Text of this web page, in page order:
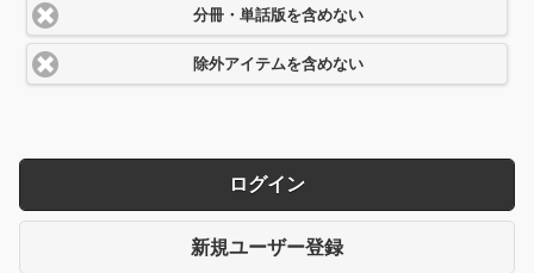
分冊・単話版を含めない
除外アイテムを含めない
ログイン
新規ユーザー登録